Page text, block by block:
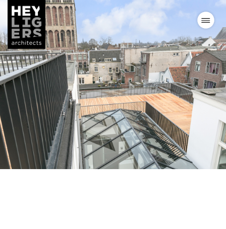
Projects
News
Vision
Team